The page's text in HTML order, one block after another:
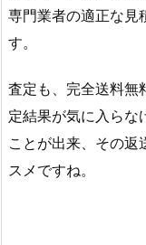
専門業者の適正な見
す。
査定も、完全送料無
定結果が気に入らな
ことが出来、その返
スメですね。